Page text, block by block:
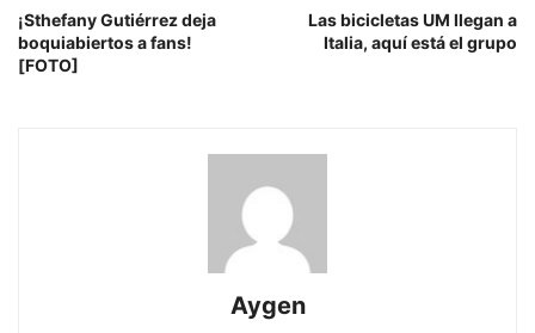
¡Sthefany Gutiérrez deja
boquiabiertos a fans!
[FOTO]
Las bicicletas UM llegan a
Italia, aquí está el grupo
Aygen